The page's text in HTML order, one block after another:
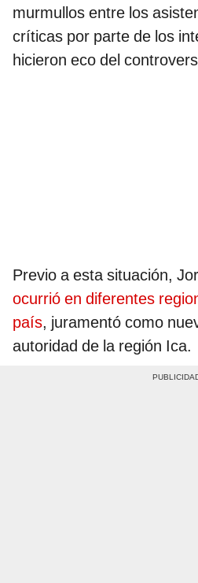
murmullos entre los
críticas por parte de los
hicieron eco del
Previo a esta situación,
ocurrió en diferentes
país, juramentó como
autoridad de la región Ica.